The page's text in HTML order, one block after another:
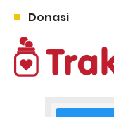
Donasi